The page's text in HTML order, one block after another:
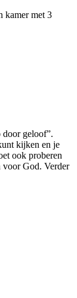
kamer met 3
door geloof”.
kijken en je
ook proberen
voor God. Verder